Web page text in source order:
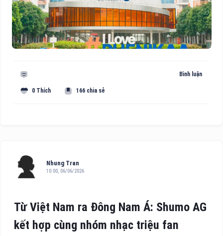
Bình luận
0 Thích 166 chia sẻ
Nhung Tran
10:00, 06/06/2026
Từ Việt Nam ra Đông Nam Á: Shumo AG
kết hợp cùng nhóm nhạc triệu fan